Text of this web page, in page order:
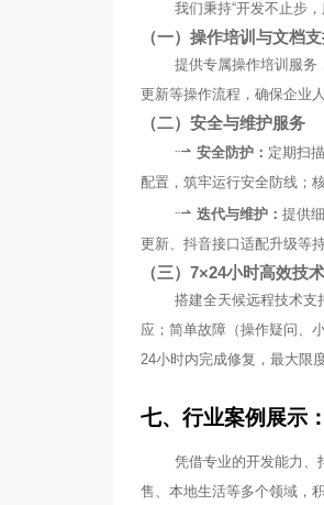
我们秉持“开发不止步
（一）操作培训与文档
提供专属操作培训服务
更新等操作流程，确保企业
（二）安全与维护服务
安全防护： 定期扫
配置，筑牢运行安全防线；
迭代与维护： 提供
更新、抖音接口适配升级等
（三）7×24小时高效技
搭建全天候远程技术支
应；简单故障（操作疑问、
24小时内完成修复，最大限
七、行业案例展示
凭借专业的开发能力、
售、本地生活等多个领域，